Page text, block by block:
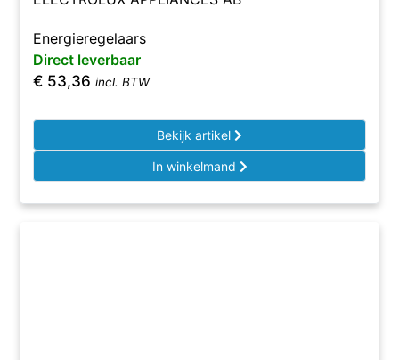
Energieregelaars
Direct leverbaar
€ 53,36 incl. BTW
Bekijk artikel
In winkelmand